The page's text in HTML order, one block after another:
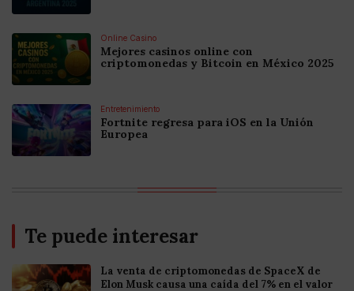
Online Casino
Mejores casinos online con
criptomonedas y Bitcoin en México 2025
Entretenimiento
Fortnite regresa para iOS en la Unión
Europea
Te puede interesar
La venta de criptomonedas de SpaceX de
Elon Musk causa una caída del 7% en el valor